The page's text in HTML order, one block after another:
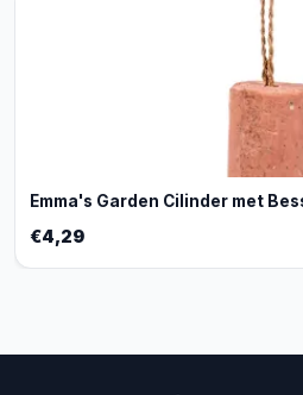
Emma's Garden Cilinder met
€4,29